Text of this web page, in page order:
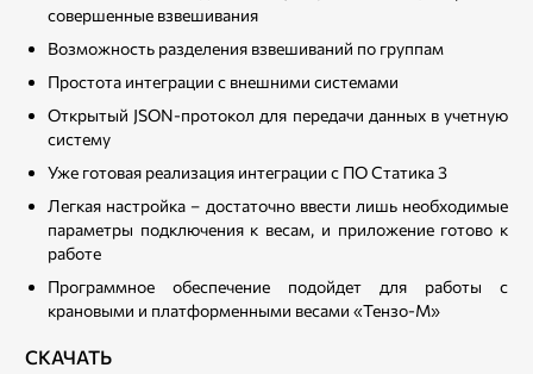
совершенные взвешивания
Возможность разделения взвешиваний по группам
Простота интеграции с внешними системами
Открытый JSON-протокол для передачи данных в учетную
систему
Уже готовая реализация интеграции с ПО Статика 3
Легкая настройка – достаточно ввести лишь необходимые
параметры подключения к весам, и приложение готово к
работе
Программное обеспечение подойдет для работы с
крановыми и платформенными весами «Тензо-М»
СКАЧАТЬ